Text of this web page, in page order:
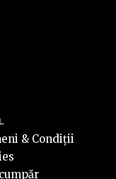
& Condiții